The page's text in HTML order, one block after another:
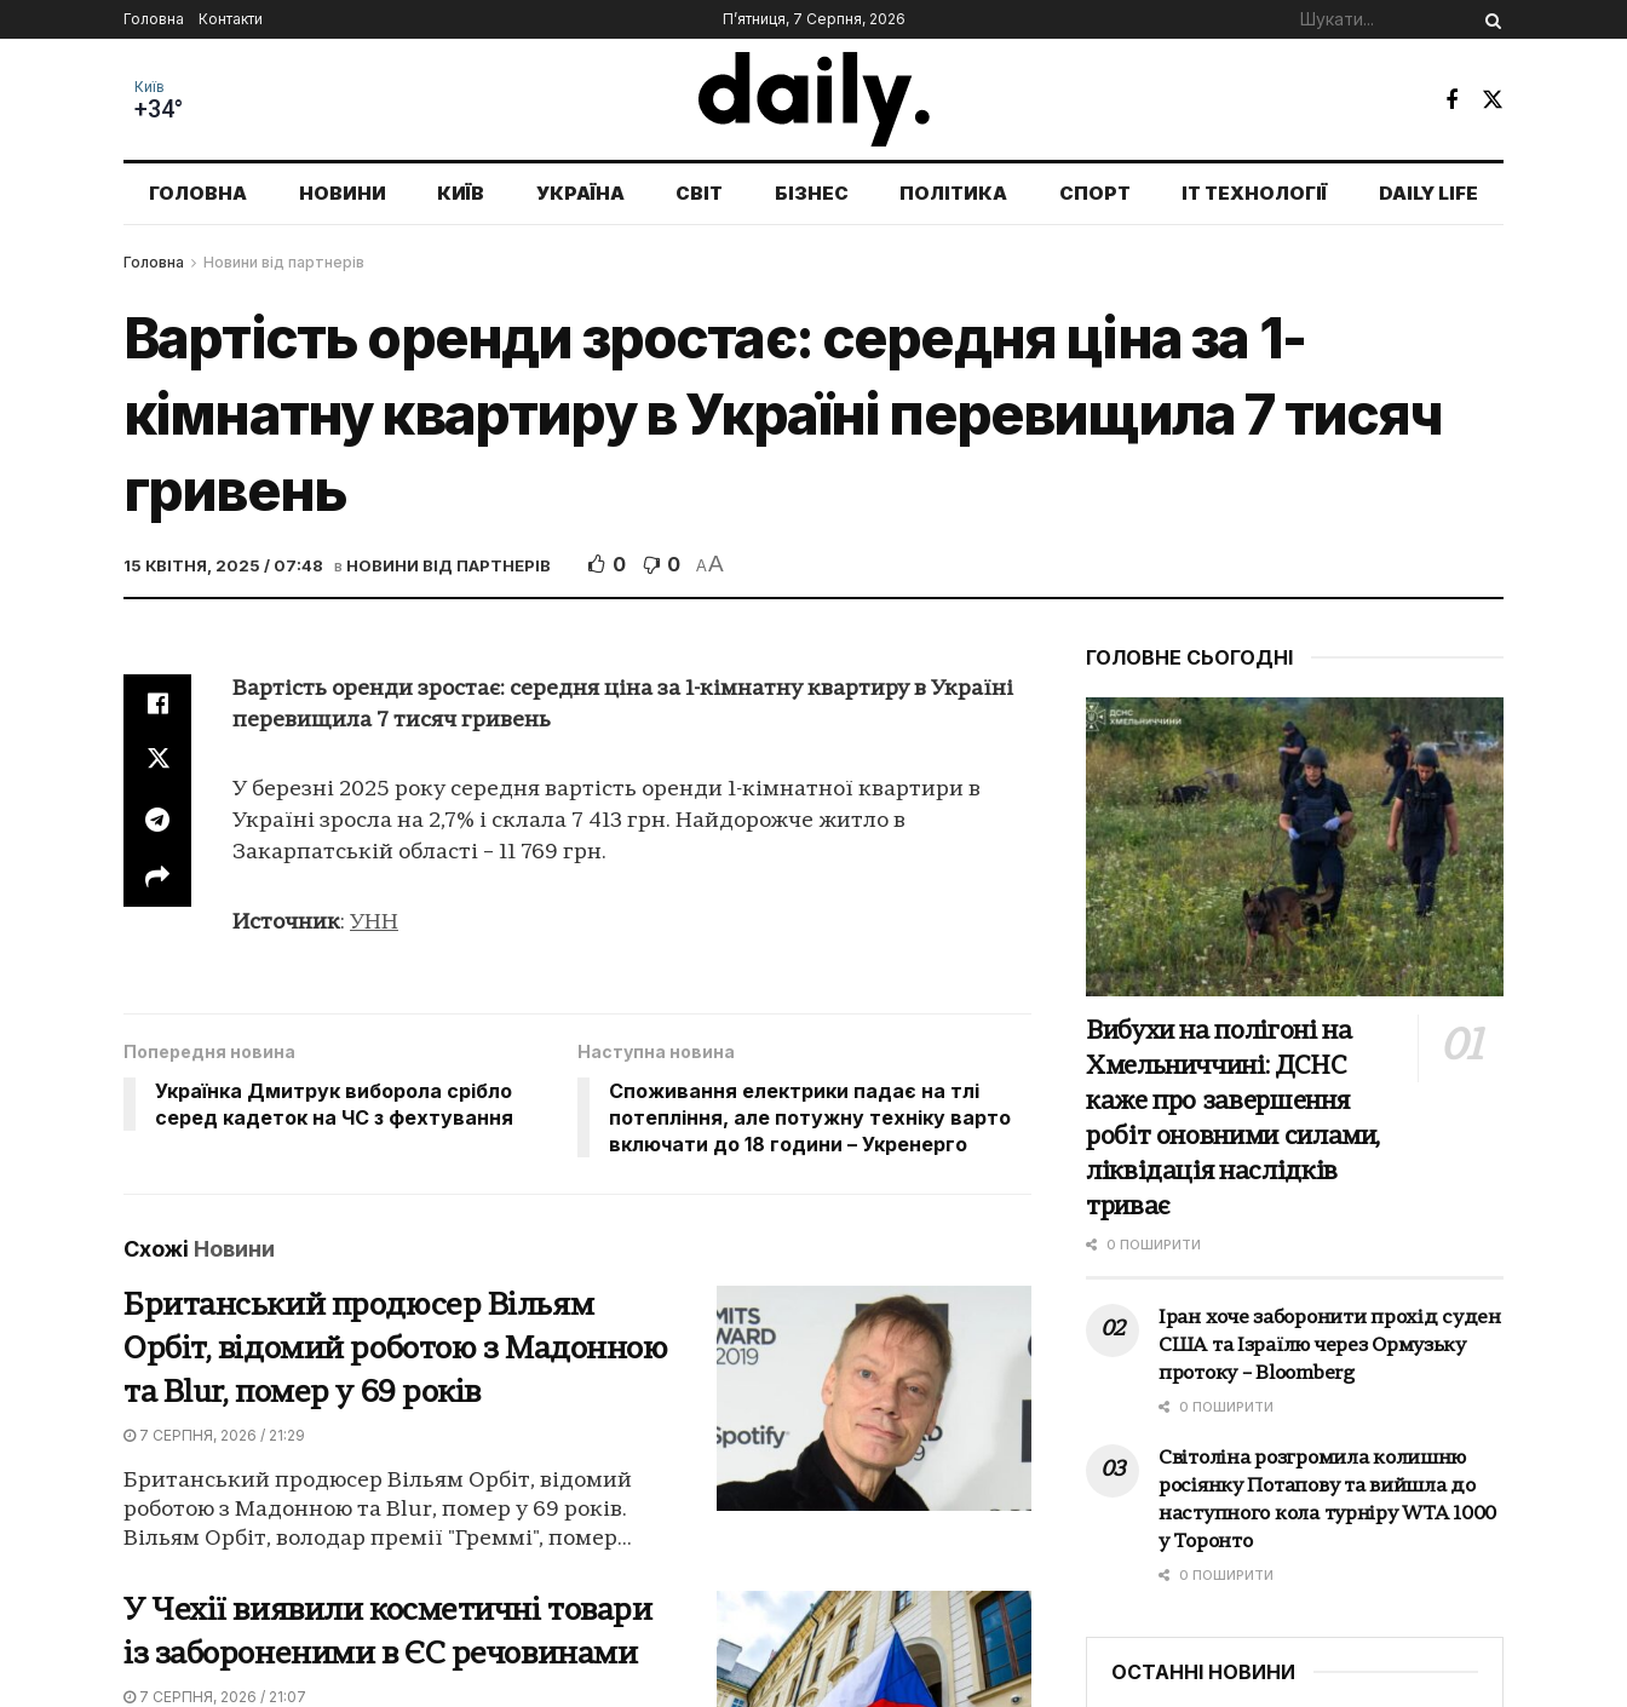
Головна Контакти П’ятниця, 7 Серпня, 2026
Київ
+34°
ГОЛОВНА НОВИНИ КИЇВ УКРАЇНА СВІТ БІЗНЕС ПОЛІТИКА СПОРТ IT ТЕХНОЛОГІЇ DAILY LIFE
Головна Новини від партнерів
Вартість оренди зростає: середня ціна за 1-
кімнатну квартиру в Україні перевищила 7 тисяч
гривень
15 КВІТНЯ, 2025 / 07:48 в НОВИНИ ВІД ПАРТНЕРІВ 0 0 AA
Вартість оренди зростає: середня ціна за 1-кімнатну квартиру в Україні
перевищила 7 тисяч гривень
У березні 2025 року середня вартість оренди 1-кімнатної квартири в
Україні зросла на 2,7% і склала 7 413 грн. Найдорожче житло в
Закарпатській області – 11 769 грн.
Источник: УНН
Попередня новина
Українка Дмитрук виборола срібло
серед кадеток на ЧС з фехтування
Наступна новина
Споживання електрики падає на тлі
потепління, але потужну техніку варто
включати до 18 години – Укренерго
Схожі Новини
Британський продюсер Вільям
Орбіт, відомий роботою з Мадонною
та Blur, помер у 69 років
7 СЕРПНЯ, 2026 / 21:29
Британський продюсер Вільям Орбіт, відомий
роботою з Мадонною та Blur, помер у 69 років.
Вільям Орбіт, володар премії "Греммі", помер...
У Чехії виявили косметичні товари
із забороненими в ЄС речовинами
7 СЕРПНЯ, 2026 / 21:07
ГОЛОВНЕ СЬОГОДНІ
Вибухи на полігоні на
Хмельниччині: ДСНС
каже про завершення
робіт оновними силами,
ліквідація наслідків
триває
0 ПОШИРИТИ
Іран хоче заборонити прохід суден
США та Ізраїлю через Ормузьку
протоку – Bloomberg
0 ПОШИРИТИ
Світоліна розгромила колишню
росіянку Потапову та вийшла до
наступного кола турніру WTA 1000
у Торонто
0 ПОШИРИТИ
ОСТАННІ НОВИНИ